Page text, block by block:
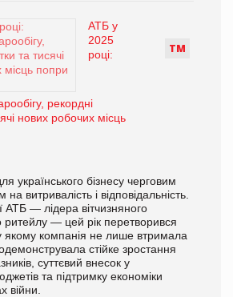
ТМ
АТБ у
2025
році:
рекордні
нових робочих місць
українського бізнесу черговим
витривалість і відповідальність.
АТБ — лідера вітчизняного
ритейлу — цей рік перетворився
компанія не лише втримала
стійке зростання
суттєвий внесок у
та підтримку економіки
війни.